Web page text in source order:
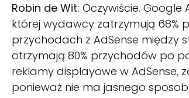
Robin de Wit: Oczywiście.
której wydawcy zatrzymują 68%
przychodach z AdSense między
otrzymają 80% przychodów po
reklamy displayowe w AdSense,
ponieważ nie ma jasnego